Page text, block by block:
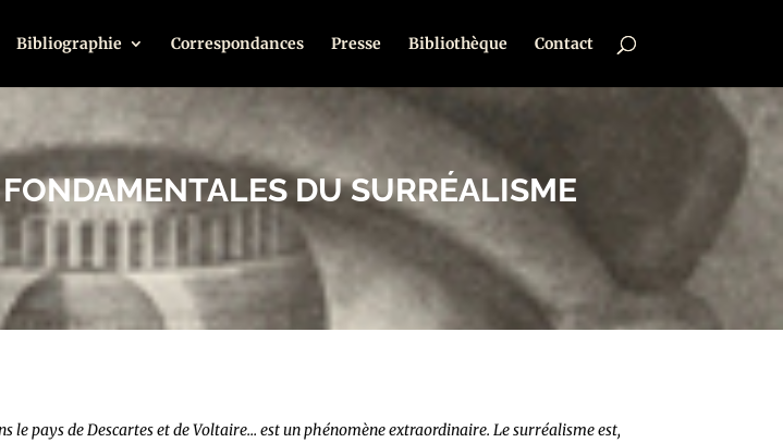
Bibliographie Correspondances Presse Bibliothèque Contact
DU SURRÉALISME
le pays de Descartes et de Voltaire… est un phénomène extraordinaire. Le surréalisme est,